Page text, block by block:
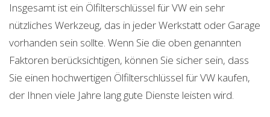
Insgesamt ist ein Ölfilterschlüssel für VW ein sehr
nützliches Werkzeug, das in jeder Werkstatt oder Garage
vorhanden sein sollte. Wenn Sie die oben genannten
Faktoren berücksichtigen, können Sie sicher sein, dass
Sie einen hochwertigen Ölfilterschlüssel für VW kaufen,
der Ihnen viele Jahre lang gute Dienste leisten wird.